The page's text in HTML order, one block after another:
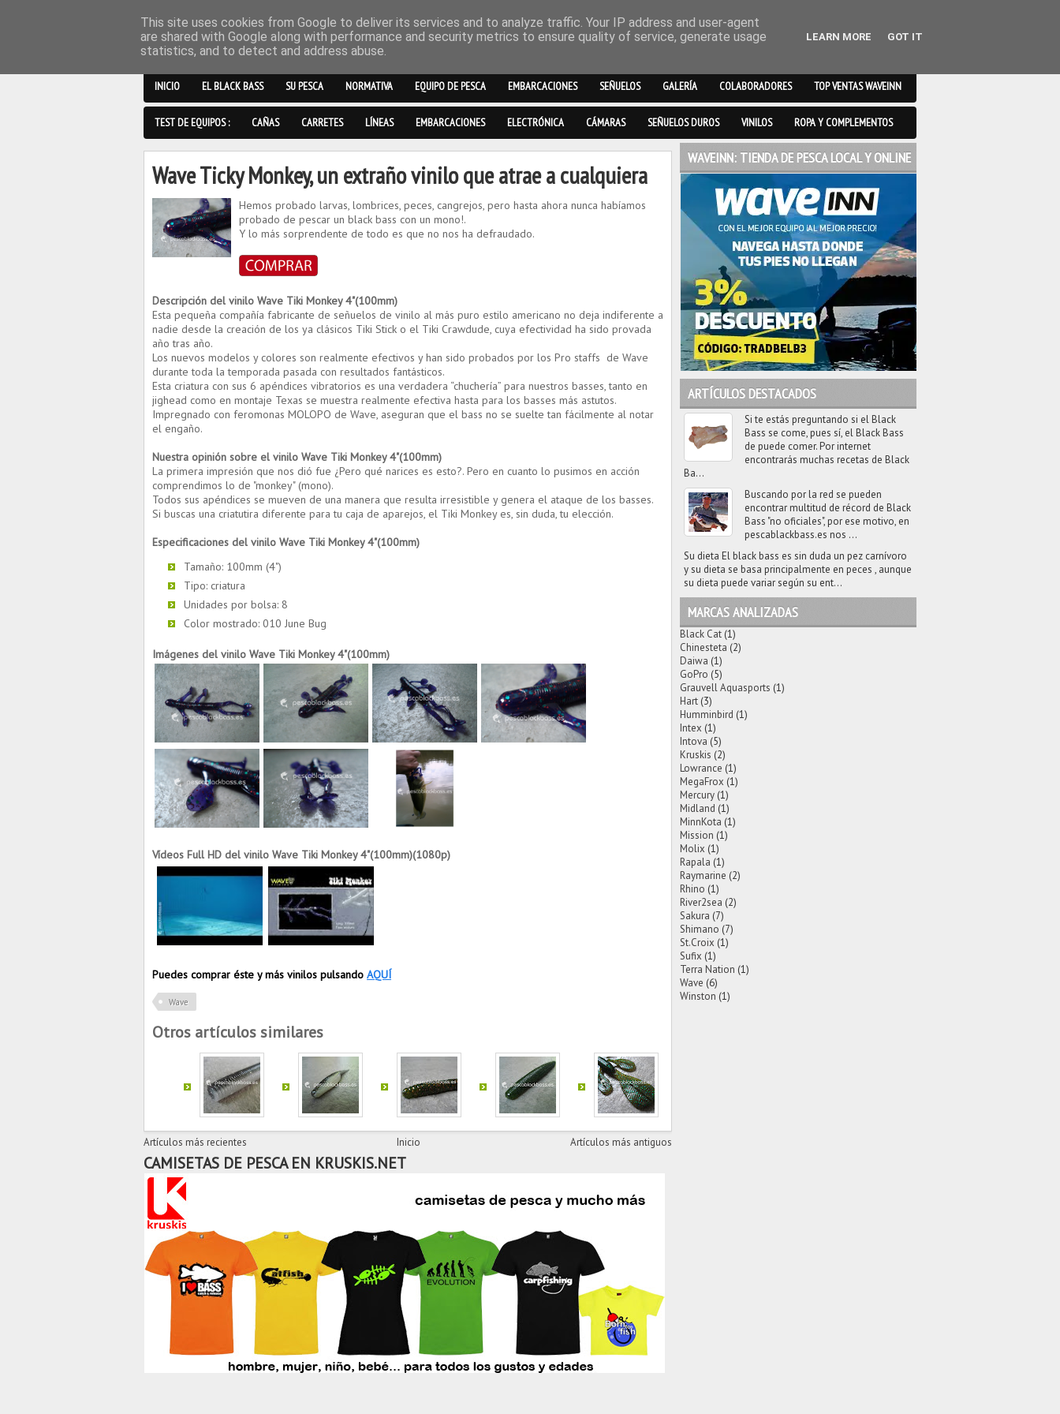
INICIO EL BLACK BASS SU PESCA NORMATIVA EQUIPO DE PESCA EMBARCACIONES SEÑUELOS GALERÍA COLABORADORES TOP VENTAS WAVEINN
TEST DE EQUIPOS : CAÑAS CARRETES LÍNEAS EMBARCACIONES ELECTRÓNICA CÁMARAS SEÑUELOS DUROS VINILOS ROPA Y COMPLEMENTOS
Wave Ticky Monkey, un extraño vinilo que atrae a cualquiera
Hemos probado larvas, lombrices, peces, cangrejos, pero hasta ahora nunca habíamos
probado de pescar un black bass con un mono!.
Y lo más sorprendente de todo es que no nos ha defraudado.
Descripción del vinilo Wave Tiki Monkey 4"(100mm)
Esta pequeña compañía fabricante de señuelos de vinilo al más puro estilo americano no deja indiferente a
nadie desde la creación de los ya clásicos Tiki Stick o el Tiki Crawdude, cuya efectividad ha sido provada
año tras año.
Los nuevos modelos y colores son realmente efectivos y han sido probados por los Pro staffs de Wave
durante toda la temporada pasada con resultados fantásticos.
Esta criatura con sus 6 apéndices vibratorios es una verdadera “chuchería” para nuestros basses, tanto en
jighead como en montaje Texas se muestra realmente efectiva hasta para los basses más astutos.
Impregnado con feromonas MOLOPO de Wave, aseguran que el bass no se suelte tan fácilmente al notar
el engaño.
Nuestra opinión sobre el vinilo Wave Tiki Monkey 4"(100mm)
La primera impresión que nos dió fue ¿Pero qué narices es esto?. Pero en cuanto lo pusimos en acción
comprendimos lo de "monkey" (mono).
Todos sus apéndices se mueven de una manera que resulta irresistible y genera el ataque de los basses.
Si buscas una criatutira diferente para tu caja de aparejos, el Tiki Monkey es, sin duda, tu elección.
Especificaciones del vinilo Wave Tiki Monkey 4"(100mm)
Tamaño: 100mm (4")
Tipo: criatura
Unidades por bolsa: 8
Color mostrado: 010 June Bug
Imágenes del vinilo Wave Tiki Monkey 4"(100mm)
Vídeos Full HD del vinilo Wave Tiki Monkey 4"(100mm)(1080p)
Puedes comprar éste y más vinilos pulsando AQUÍ
Wave
Otros artículos similares
Artículos más recientes Artículos más antiguos
Inicio
CAMISETAS DE PESCA EN KRUSKIS.NET
WAVEINN: TIENDA DE PESCA LOCAL Y ONLINE
ARTÍCULOS DESTACADOS
Si te estás preguntando si el Black
Bass se come, pues sí, el Black Bass
de puede comer. Por internet
encontrarás muchas recetas de Black
Ba...
Buscando por la red se pueden
encontrar multitud de récord de Black
Bass "no oficiales", por ese motivo, en
pescablackbass.es nos ...
Su dieta El black bass es sin duda un pez carnívoro
y su dieta se basa principalmente en peces , aunque
su dieta puede variar según su ent...
MARCAS ANALIZADAS
Black Cat (1)
Chinesteta (2)
Daiwa (1)
GoPro (5)
Grauvell Aquasports (1)
Hart (3)
Humminbird (1)
Intex (1)
Intova (5)
Kruskis (2)
Lowrance (1)
MegaFrox (1)
Mercury (1)
Midland (1)
MinnKota (1)
Mission (1)
Molix (1)
Rapala (1)
Raymarine (2)
Rhino (1)
River2sea (2)
Sakura (7)
Shimano (7)
St.Croix (1)
Sufix (1)
Terra Nation (1)
Wave (6)
Winston (1)
This site uses cookies from Google to deliver its services and to analyze traffic. Your IP address and user-agent
are shared with Google along with performance and security metrics to ensure quality of service, generate usage
statistics, and to detect and address abuse.
LEARN MORE GOT IT